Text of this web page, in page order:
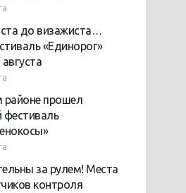
до визажиста…
«Единорог»
районе прошел
фестиваль
за рулем! Места
контроля